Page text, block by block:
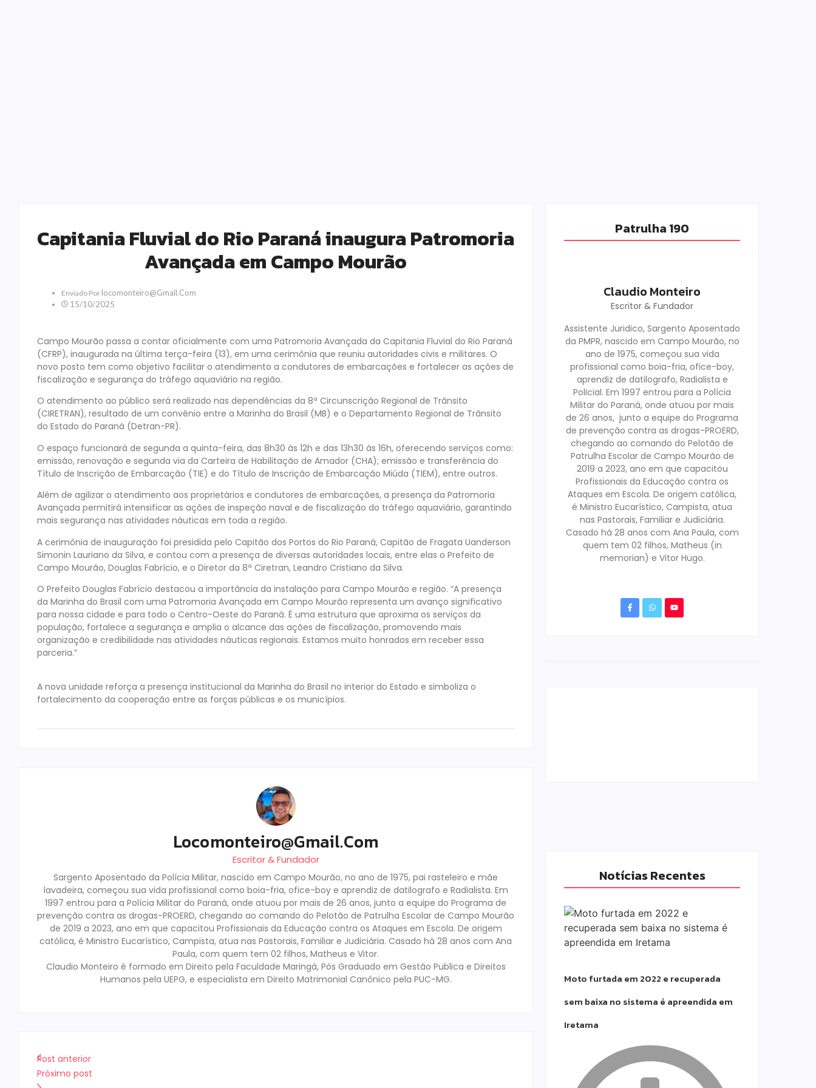
Capitania Fluvial do Rio Paraná inaugura Patromoria
Avançada em Campo Mourão
Enviado Por Locomonteiro@gmail.com
15/10/2025
Campo Mourão passa a contar oficialmente com uma Patromoria Avançada da Capitania Fluvial do Rio Paraná
(CFRP), inaugurada na última terça-feira (13), em uma cerimônia que reuniu autoridades civis e militares. O
novo posto tem como objetivo facilitar o atendimento a condutores de embarcações e fortalecer as ações de
fiscalização e segurança do tráfego aquaviário na região.
O atendimento ao público será realizado nas dependências da 8ª Circunscrição Regional de Trânsito
(CIRETRAN), resultado de um convênio entre a Marinha do Brasil (MB) e o Departamento Regional de Trânsito
do Estado do Paraná (Detran-PR).
O espaço funcionará de segunda a quinta-feira, das 8h30 às 12h e das 13h30 às 16h, oferecendo serviços como:
emissão, renovação e segunda via da Carteira de Habilitação de Amador (CHA); emissão e transferência do
Título de Inscrição de Embarcação (TIE) e do Título de Inscrição de Embarcação Miúda (TIEM), entre outros.
Além de agilizar o atendimento aos proprietários e condutores de embarcações, a presença da Patromoria
Avançada permitirá intensificar as ações de inspeção naval e de fiscalização do tráfego aquaviário, garantindo
mais segurança nas atividades náuticas em toda a região.
A cerimônia de inauguração foi presidida pelo Capitão dos Portos do Rio Paraná, Capitão de Fragata Uanderson
Simonin Lauriano da Silva, e contou com a presença de diversas autoridades locais, entre elas o Prefeito de
Campo Mourão, Douglas Fabrício, e o Diretor da 8ª Ciretran, Leandro Cristiano da Silva.
O Prefeito Douglas Fabrício destacou a importância da instalação para Campo Mourão e região. “A presença
da Marinha do Brasil com uma Patromoria Avançada em Campo Mourão representa um avanço significativo
para nossa cidade e para todo o Centro-Oeste do Paraná. É uma estrutura que aproxima os serviços da
população, fortalece a segurança e amplia o alcance das ações de fiscalização, promovendo mais
organização e credibilidade nas atividades náuticas regionais. Estamos muito honrados em receber essa
parceria.”
A nova unidade reforça a presença institucional da Marinha do Brasil no interior do Estado e simboliza o
fortalecimento da cooperação entre as forças públicas e os municípios.
Locomonteiro@gmail.com
Escritor & Fundador
Sargento Aposentado da Polícia Militar, nascido em Campo Mourão, no ano de 1975, pai rasteleiro e mãe
lavadeira, começou sua vida profissional como boia-fria, ofice-boy e aprendiz de datilografo e Radialista. Em
1997 entrou para a Polícia Militar do Paraná, onde atuou por mais de 26 anos, junto a equipe do Programa de
prevenção contra as drogas-PROERD, chegando ao comando do Pelotão de Patrulha Escolar de Campo Mourão
de 2019 a 2023, ano em que capacitou Profissionais da Educação contra os Ataques em Escola. De origem
católica, é Ministro Eucarístico, Campista, atua nas Pastorais, Familiar e Judiciária. Casado há 28 anos com Ana
Paula, com quem tem 02 filhos, Matheus e Vitor.
Claudio Monteiro é formado em Direito pela Faculdade Maringá, Pós Graduado em Gestão Publica e Direitos
Humanos pela UEPG, e especialista em Direito Matrimonial Canônico pela PUC-MG.
Post anterior
Próximo post
Patrulha 190
Claudio Monteiro
Escritor & Fundador
Assistente Juridico, Sargento Aposentado
da PMPR, nascido em Campo Mourão, no
ano de 1975, começou sua vida
profissional como boia-fria, ofice-boy,
aprendiz de datilografo, Radialista e
Policial. Em 1997 entrou para a Polícia
Militar do Paraná, onde atuou por mais
de 26 anos, junto a equipe do Programa
de prevenção contra as drogas-PROERD,
chegando ao comando do Pelotão de
Patrulha Escolar de Campo Mourão de
2019 a 2023, ano em que capacitou
Profissionais da Educação contra os
Ataques em Escola. De origem católica,
é Ministro Eucarístico, Campista, atua
nas Pastorais, Familiar e Judiciária.
Casado há 28 anos com Ana Paula, com
quem tem 02 filhos, Matheus (in
memorian) e Vitor Hugo.
Notícias Recentes
Moto furtada em 2022 e recuperada
sem baixa no sistema é apreendida em
Iretama